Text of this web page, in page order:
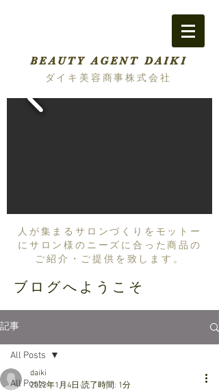
BEAUTY AGENT DAIKI
ダイキ美容商事株式会社
人が集まるサロンづくりをモットー
にサロン様のニーズに合った商品の
ご紹介・ご提供を致します。
ブログへようこそ
記事
All Posts
All Posts
daiki
2022年1月4日 読了時間: 1分